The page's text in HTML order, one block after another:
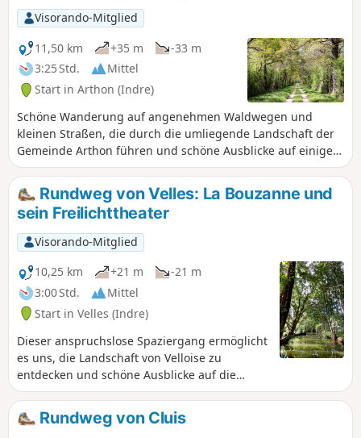
Visorando-Mitglied
11,50 km
+35 m
-33 m
3:25 Std.
Mittel
Start in Arthon (Indre)
Schöne Wanderung auf angenehmen Waldwegen und
kleinen Straßen, die durch die umliegende Landschaft der
Gemeinde Arthon führen und schöne Ausblicke auf einige
Teiche bieten.
Rundweg von Velles: La Bouzanne und
sein Freilichttheater
Visorando-Mitglied
10,25 km
+21 m
-21 m
3:00 Std.
Mittel
Start in Velles (Indre)
Dieser anspruchslose Spaziergang ermöglicht
es uns, die Landschaft von Velloise zu
entdecken und schöne Ausblicke auf die
Bouzanne zu genießen.
Rundweg von Cluis